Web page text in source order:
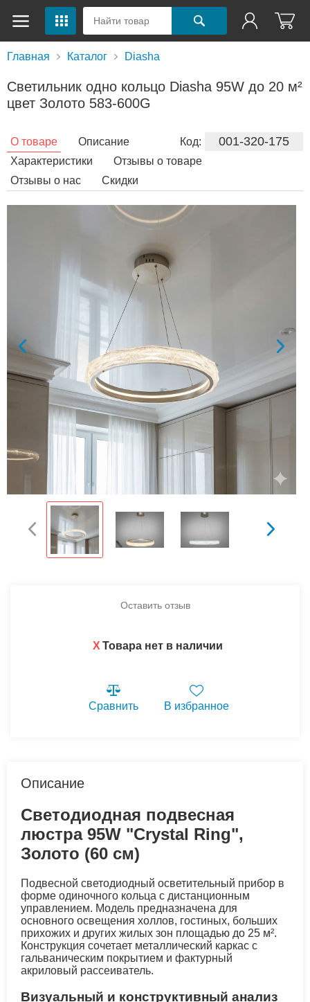
Главная Каталог Diasha
Светильник одно кольцо Diasha 95W до 20 м²
цвет Золото 583-600G
Код: 001-320-175
О товаре
Описание
Характеристики
Отзывы о товаре
Отзывы о нас
Скидки
Оставить отзыв
X Товара нет в наличии
Сравнить В избранное
Описание
Светодиодная подвесная
люстра 95W "Crystal Ring",
Золото (60 см)
Подвесной светодиодный осветительный прибор в
форме одиночного кольца с дистанционным
управлением. Модель предназначена для
основного освещения холлов, гостиных, больших
прихожих и других жилых зон площадью до 25 м².
Конструкция сочетает металлический каркас с
гальваническим покрытием и фактурный
акриловый рассеиватель.
Визуальный и конструктивный анализ